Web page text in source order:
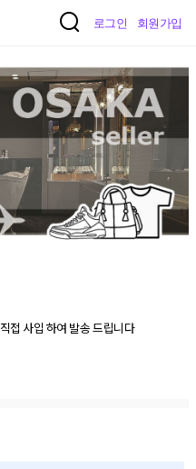
로그인 회원가입
접 사입 하여 발송 드립니다